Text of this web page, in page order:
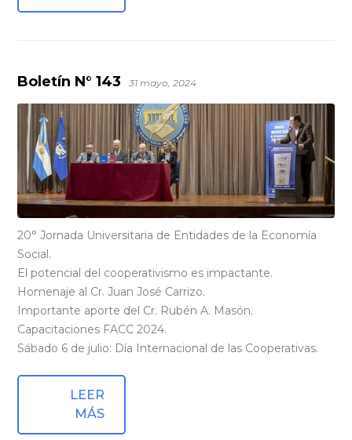
Boletín N° 143 31 mayo, 2024
20° Jornada Universitaria de Entidades de la Economía
Social.
El potencial del cooperativismo es impactante.
Homenaje al Cr. Juan José Carrizo.
Importante aporte del Cr. Rubén A. Masón.
Capacitaciones FACC 2024.
Sábado 6 de julio: Día Internacional de las Cooperativas.
LEER
MÁS